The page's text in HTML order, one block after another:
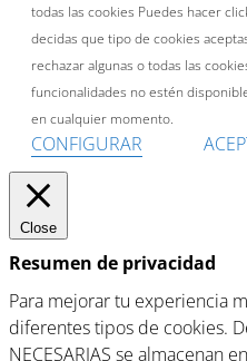
todas las cookies Puedes hacer
decidas que tipo de cookies
rechazar algunas o todas las
funcionalidades no estén
en cualquier momento.
CONFIGURAR
Close
Resumen de privacidad
Para mejorar tu experiencia
diferentes tipos de cookies.
NECESARIAS se almacenan